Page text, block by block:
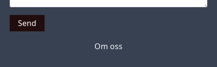
Send
Om oss